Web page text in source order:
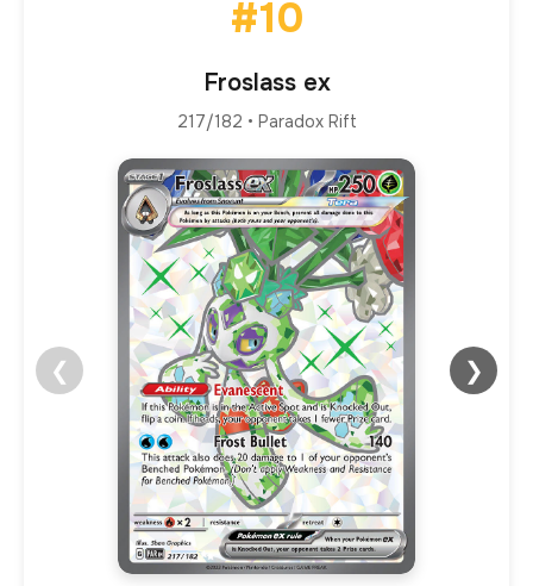
#10
Froslass ex
217/182 • Paradox Rift
❮ ❯